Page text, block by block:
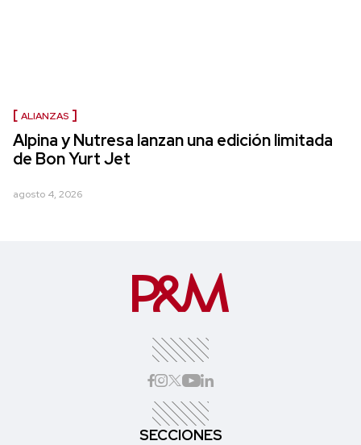
ALIANZAS
Alpina y Nutresa lanzan una edición limitada
de Bon Yurt Jet
agosto 4, 2026
SECCIONES